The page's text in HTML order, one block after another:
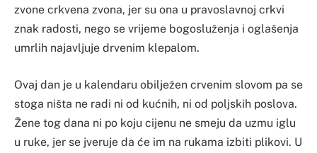
zvone crkvena zvona, jer su ona u pravoslavnoj crkvi
znak radosti, nego se vrijeme bogosluženja i oglašenja
umrlih najavljuje drvenim klepalom.
Ovaj dan je u kalendaru obilježen crvenim slovom pa se
stoga ništa ne radi ni od kućnih, ni od poljskih poslova.
Žene tog dana ni po koju cijenu ne smeju da uzmu iglu
u ruke, jer se jveruje da će im na rukama izbiti plikovi. U